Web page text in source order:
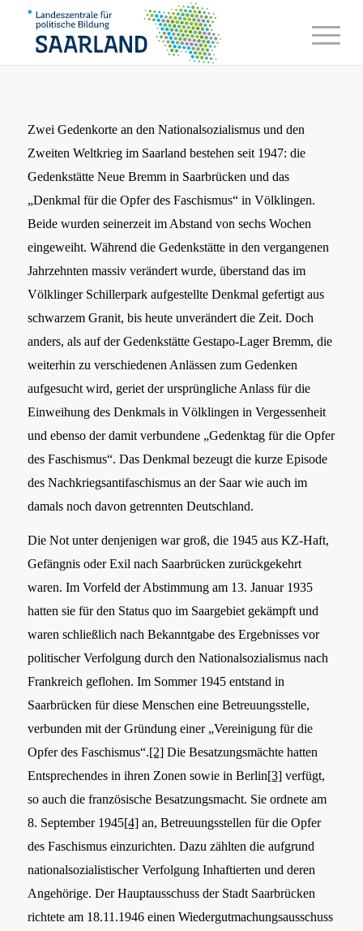
Zwei Gedenkorte an den Nationalsozialismus und den
Zweiten Weltkrieg im Saarland bestehen seit 1947: die
Gedenkstätte Neue Bremm in Saarbrücken und das
„Denkmal für die Opfer des Faschismus“ in Völklingen.
Beide wurden seinerzeit im Abstand von sechs Wochen
eingeweiht. Während die Gedenkstätte in den vergangenen
Jahrzehnten massiv verändert wurde, überstand das im
Völklinger Schillerpark aufgestellte Denkmal gefertigt aus
schwarzem Granit, bis heute unverändert die Zeit. Doch
anders, als auf der Gedenkstätte Gestapo-Lager Bremm, die
weiterhin zu verschiedenen Anlässen zum Gedenken
aufgesucht wird, geriet der ursprüngliche Anlass für die
Einweihung des Denkmals in Völklingen in Vergessenheit
und ebenso der damit verbundene „Gedenktag für die Opfer
des Faschismus“. Das Denkmal bezeugt die kurze Episode
des Nachkriegsantifaschismus an der Saar wie auch im
damals noch davon getrennten Deutschland.
Die Not unter denjenigen war groß, die 1945 aus KZ-Haft,
Gefängnis oder Exil nach Saarbrücken zurückgekehrt
waren. Im Vorfeld der Abstimmung am 13. Januar 1935
hatten sie für den Status quo im Saargebiet gekämpft und
waren schließlich nach Bekanntgabe des Ergebnisses vor
politischer Verfolgung durch den Nationalsozialismus nach
Frankreich geflohen. Im Sommer 1945 entstand in
Saarbrücken für diese Menschen eine Betreuungsstelle,
verbunden mit der Gründung einer „Vereinigung für die
Opfer des Faschismus“.[2]Die Besatzungsmächte hatten
Entsprechendes in ihren Zonen sowie in Berlin[3]verfügt,
so auch die französische Besatzungsmacht. Sie ordnete am
8. September 1945[4]an, Betreuungsstellen für die Opfer
des Faschismus einzurichten. Dazu zählten die aufgrund
nationalsozialistischer Verfolgung Inhaftierten und deren
Angehörige. Der Hauptausschuss der Stadt Saarbrücken
richtete am 18.11.1946 einen Wiedergutmachungsausschuss